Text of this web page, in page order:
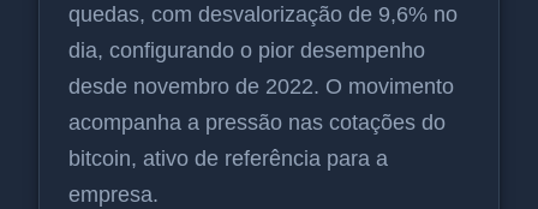
quedas, com desvalorização de 9,6% no
dia, configurando o pior desempenho
desde novembro de 2022. O movimento
acompanha a pressão nas cotações do
bitcoin, ativo de referência para a
empresa.